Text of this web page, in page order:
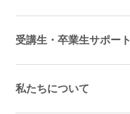
受講生・卒業生サポート
私たちについて